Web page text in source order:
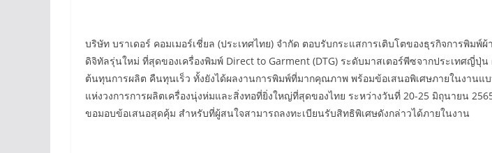
บริษัท บราเดอร์ คอมเมอร์เชี่ยล (ประเทศไทย) จำกัด ตอบรับกระแสการเติบโตของธุรกิจการพิมพ์
ดิจิทัลรุ่นใหม่ ที่สุดของเครื่องพิมพ์ Direct to Garment (DTG) ระดับมาสเตอร์พีซจากประเทศญี่
ต้นทุนการผลิต คืนทุนเร็ว ทั้งยังได้ผลงานการพิมพ์ที่มากคุณภาพ พร้อมข้อเสนอพิเศษภายในงานแบ
แห่งวงการการผลิตเครื่องนุ่งห่มและสิ่งทอที่ยิ่งใหญ่ที่สุดของไทย ระหว่างวันที่ 20-25 มิถุนายน
ขอมอบข้อเสนอสุดคุ้ม สำหรับที่ผู้สนใจสามารถลงทะเบียนรับสิทธิพิเศษดังกล่าวได้ภายในงาน